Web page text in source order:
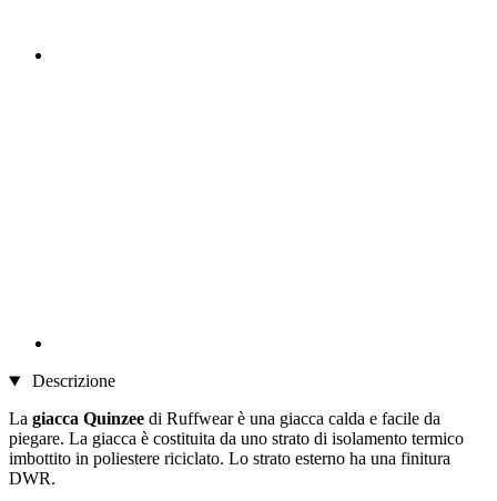
Descrizione
La giacca Quinzee di Ruffwear è una giacca calda e facile da
piegare. La giacca è costituita da uno strato di isolamento termico
imbottito in poliestere riciclato. Lo strato esterno ha una finitura
DWR.